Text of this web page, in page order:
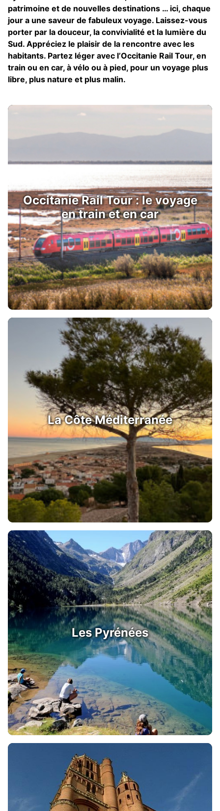
patrimoine et de nouvelles destinations … ici, chaque
jour a une saveur de fabuleux voyage. Laissez-vous
porter par la douceur, la convivialité et la lumière du
Sud. Appréciez le plaisir de la rencontre avec les
habitants. Partez léger avec l’Occitanie Rail Tour, en
train ou en car, à vélo ou à pied, pour un voyage plus
libre, plus nature et plus malin.
Occitanie Rail Tour : le voyage
en train et en car
La Côte Méditerranée
Les Pyrénées